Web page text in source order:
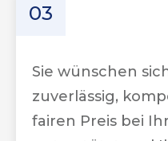
03
Sie wünschen
zuverlässig,
fairen Preis bei